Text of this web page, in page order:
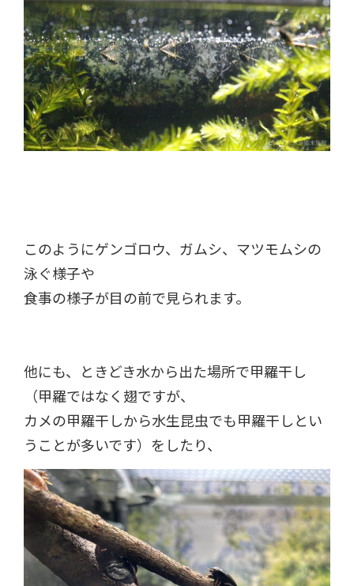
このようにゲンゴロウ、ガムシ、マツモムシの
泳ぐ様子や
食事の様子が目の前で見られます。
他にも、ときどき水から出た場所で甲羅干し
（甲羅ではなく翅ですが、
カメの甲羅干しから水生昆虫でも甲羅干しとい
うことが多いです）をしたり、